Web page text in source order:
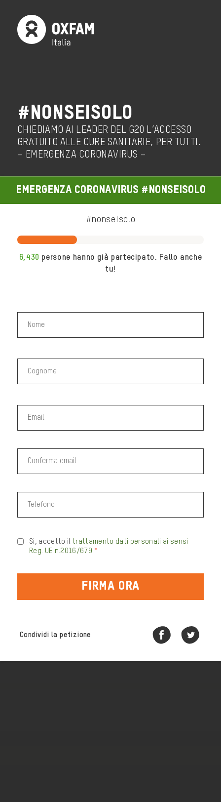
#NONSEISOLO
CHIEDIAMO AI LEADER DEL G20 L’ACCESSO
GRATUITO ALLE CURE SANITARIE, PER TUTTI.
– EMERGENZA CORONAVIRUS –
EMERGENZA CORONAVIRUS #NONSEISOLO
#nonseisolo
6,430 persone hanno già partecipato. Fallo anche
tu!
Si, accetto il trattamento dati personali ai sensi
Reg. UE n.2016/679 *
FIRMA ORA
Condividi la petizione